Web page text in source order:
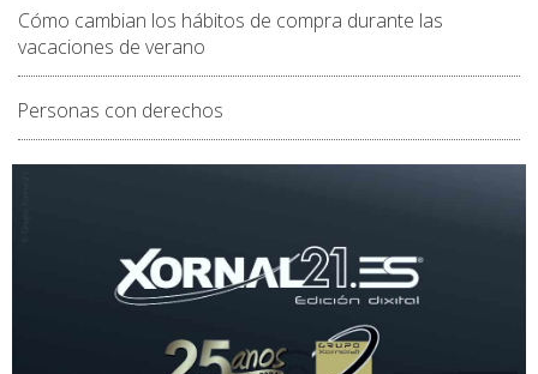
Cómo cambian los hábitos de compra durante las
vacaciones de verano
Personas con derechos